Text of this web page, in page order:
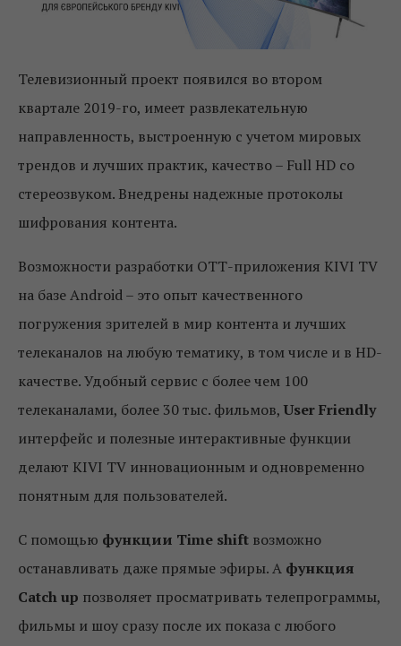
Телевизионный проект появился во втором
квартале 2019-го, имеет развлекательную
направленность, выстроенную с учетом мировых
трендов и лучших практик, качество – Full HD со
стереозвуком. Внедрены надежные протоколы
шифрования контента.
Возможности разработки ОТТ-приложения KIVI TV
на базе Android – это опыт качественного
погружения зрителей в мир контента и лучших
телеканалов на любую тематику, в том числе и в HD-
качестве. Удобный сервис с более чем 100
телеканалами, более 30 тыс. фильмов, User Friendly
интерфейс и полезные интерактивные функции
делают KIVI TV инновационным и одновременно
понятным для пользователей.
С помощью функции Time shift возможно
останавливать даже прямые эфиры. А функция
Catch up позволяет просматривать телепрограммы,
фильмы и шоу сразу после их показа с любого